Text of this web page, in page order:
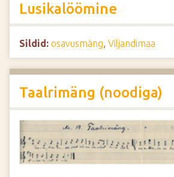
Lusikalöömine
Sildid: osavusmäng, Viljandimaa
Taalrimäng (noodiga)